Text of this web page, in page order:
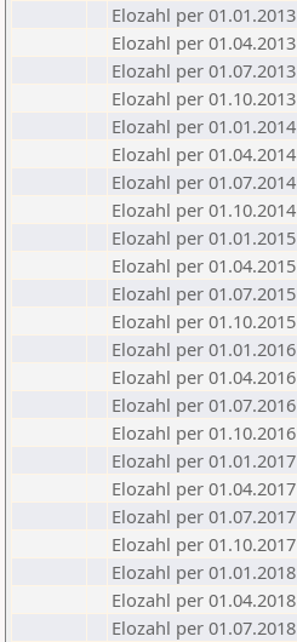
Elozahl per 01.01.2013
Elozahl per 01.04.2013
Elozahl per 01.07.2013
Elozahl per 01.10.2013
Elozahl per 01.01.2014
Elozahl per 01.04.2014
Elozahl per 01.07.2014
Elozahl per 01.10.2014
Elozahl per 01.01.2015
Elozahl per 01.04.2015
Elozahl per 01.07.2015
Elozahl per 01.10.2015
Elozahl per 01.01.2016
Elozahl per 01.04.2016
Elozahl per 01.07.2016
Elozahl per 01.10.2016
Elozahl per 01.01.2017
Elozahl per 01.04.2017
Elozahl per 01.07.2017
Elozahl per 01.10.2017
Elozahl per 01.01.2018
Elozahl per 01.04.2018
Elozahl per 01.07.2018